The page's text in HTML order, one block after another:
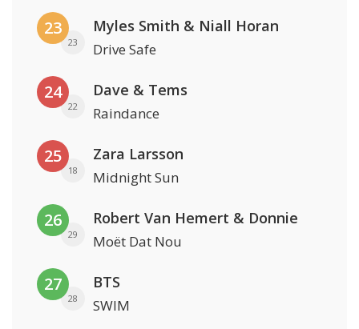
23
23
Myles Smith & Niall Horan
Drive Safe
24
22
Dave & Tems
Raindance
25
18
Zara Larsson
Midnight Sun
26
29
Robert Van Hemert & Donnie
Moët Dat Nou
27
28
BTS
SWIM